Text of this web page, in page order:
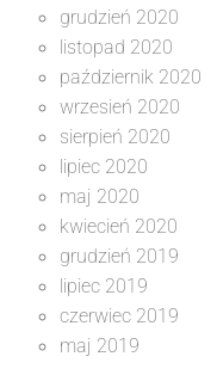
grudzień 2020
listopad 2020
październik 2020
wrzesień 2020
sierpień 2020
lipiec 2020
maj 2020
kwiecień 2020
grudzień 2019
lipiec 2019
czerwiec 2019
maj 2019